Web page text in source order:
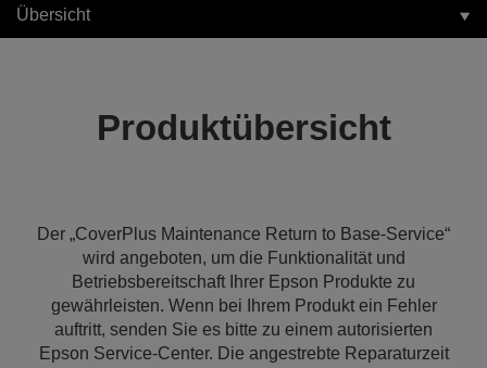
Übersicht
Produktübersicht
Der „CoverPlus Maintenance Return to Base-Service“
wird angeboten, um die Funktionalität und
Betriebsbereitschaft Ihrer Epson Produkte zu
gewährleisten. Wenn bei Ihrem Produkt ein Fehler
auftritt, senden Sie es bitte zu einem autorisierten
Epson Service-Center. Die angestrebte Reparaturzeit